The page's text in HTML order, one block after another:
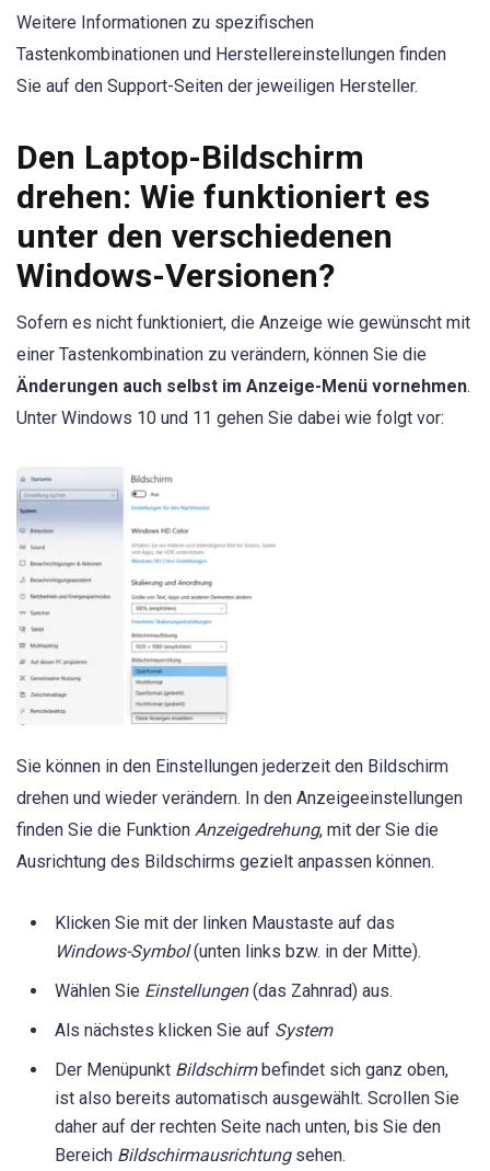
Weitere Informationen zu spezifischen
Tastenkombinationen und Herstellereinstellungen finden
Sie auf den Support-Seiten der jeweiligen Hersteller.
Den Laptop-Bildschirm
drehen: Wie funktioniert es
unter den verschiedenen
Windows-Versionen?
Sofern es nicht funktioniert, die Anzeige wie gewünscht mit
einer Tastenkombination zu verändern, können Sie die
Änderungen auch selbst im Anzeige-Menü vornehmen.
Unter Windows 10 und 11 gehen Sie dabei wie folgt vor:
Sie können in den Einstellungen jederzeit den Bildschirm
drehen und wieder verändern. In den Anzeigeeinstellungen
finden Sie die Funktion Anzeigedrehung, mit der Sie die
Ausrichtung des Bildschirms gezielt anpassen können.
Klicken Sie mit der linken Maustaste auf das
Windows-Symbol(unten links bzw. in der Mitte).
Wählen Sie Einstellungen(das Zahnrad) aus.
Als nächstes klicken Sie auf System
Der Menüpunkt Bildschirmbefindet sich ganz oben,
ist also bereits automatisch ausgewählt. Scrollen Sie
daher auf der rechten Seite nach unten, bis Sie den
Bereich Bildschirmausrichtungsehen.